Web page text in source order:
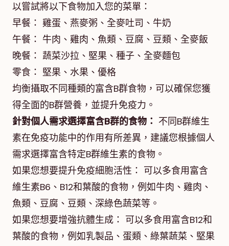
以嘗試將以下食物加入您的菜單：
早餐： 雞蛋、燕麥粥、全麥吐司、牛奶
午餐： 牛肉、雞肉、魚類、豆腐、豆類、全麥飯
晚餐： 蔬菜沙拉、堅果、種子、全麥麵包
零食： 堅果、水果、優格
均衡攝取不同種類的富含B群食物，可以確保您獲
得全面的B群營養，並提升免疫力。
針對個人需求選擇富含B群的食物： 不同B群維生
素在免疫功能中的作用有所差異，建議您根據個人
需求選擇富含特定B群維生素的食物。
如果您想要提升免疫細胞活性： 可以多食用富含
維生素B6、B12和葉酸的食物，例如牛肉、雞肉、
魚類、豆腐、豆類、深綠色蔬菜等。
如果您想要增強抗體生成： 可以多食用富含B12和
葉酸的食物，例如乳製品、蛋類、綠葉蔬菜、堅果